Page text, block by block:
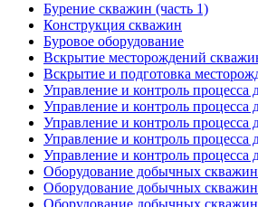
Бурение скважин (часть 1)
Конструкция скважин
Буровое оборудование
Вскрытие месторождений
Вскрытие и подготовка
Управление и контроль процесса
Управление и контроль процесса
Управление и контроль процесса
Управление и контроль процесса
Управление и контроль процесса
Оборудование добычных скважин
Оборудование добычных скважин
Оборудование добычных скважин